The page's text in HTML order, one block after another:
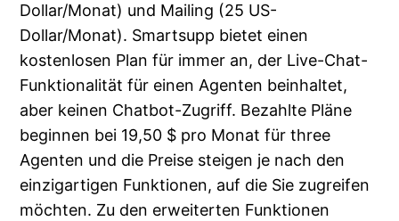
Dollar/Monat) und Mailing (25 US-
Dollar/Monat). Smartsupp bietet einen
kostenlosen Plan für immer an, der Live-Chat-
Funktionalität für einen Agenten beinhaltet,
aber keinen Chatbot-Zugriff. Bezahlte Pläne
beginnen bei 19,50 $ pro Monat für three
Agenten und die Preise steigen je nach den
einzigartigen Funktionen, auf die Sie zugreifen
möchten. Zu den erweiterten Funktionen